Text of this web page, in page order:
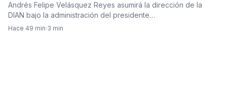
Andrés Felipe Velásquez Reyes asumirá la dirección de la
DIAN bajo la administración del presidente…
Hace 49 min·3 min